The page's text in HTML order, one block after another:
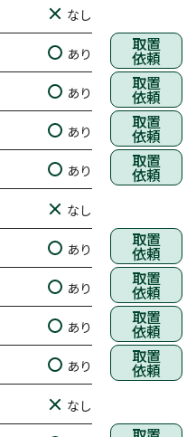
なし
あり 取置
依頼
あり 取置
依頼
あり 取置
依頼
あり 取置
依頼
なし
あり 取置
依頼
あり 取置
依頼
あり 取置
依頼
あり 取置
依頼
なし